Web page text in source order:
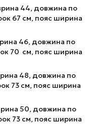
44, довжина по
67 см, пояс ширина
46, довжина по
70 см, пояс ширина
48, довжина по
73 см, пояс ширина
50, довжина по
73 см, пояс ширина